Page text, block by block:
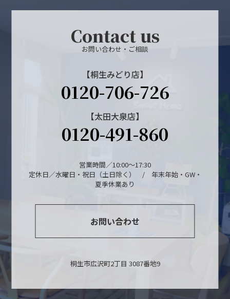
Contact us
お問い合わせ・ご相談
【桐生みどり店】
0120-706-726
【太田大泉店】
0120-491-860
営業時間／10:00～17:30
定休日／水曜日・祝日（土日除く） / 年末年始・GW・
夏季休業あり
お問い合わせ
桐生市広沢町2丁目 3087番地9